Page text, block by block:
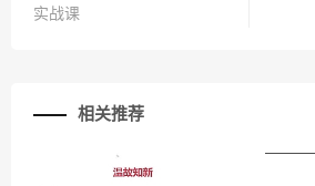
实战课
相关推荐